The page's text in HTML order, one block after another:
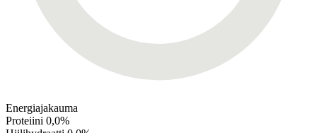
Energiajakauma
Proteiini 0,0%